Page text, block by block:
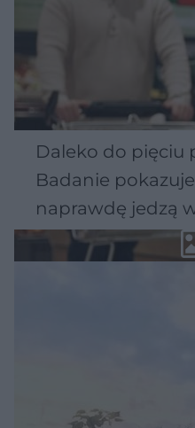
Daleko do pięciu
Badanie
naprawdę jedzą